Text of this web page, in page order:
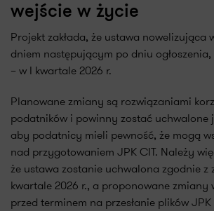
wejście w życie
Projekt zakłada, że ustawa nowelizująca
dniem następującym po dniu
– w I kwartale 2026 r.
Planowane zmiany są rozwiązaniami
podatników i powinny zostać uchwalone
aby podatnicy mieli pewność, że mogą
nad przygotowaniem JPK CIT. Należy
że ustawa zostanie uchwalona zgodnie z
kwartale 2026 r., a proponowane zmiany
przed terminem na przesłanie plików JPK